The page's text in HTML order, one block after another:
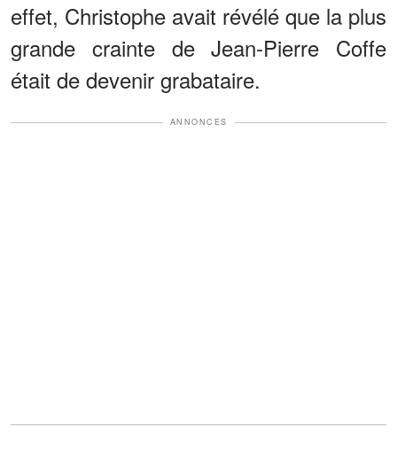
effet, Christophe avait révélé que la plus
grande crainte de Jean-Pierre Coffe
était de devenir grabataire.
ANNONCES